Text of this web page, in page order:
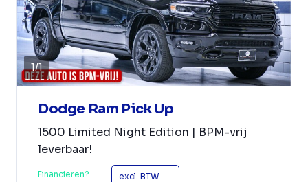
1/1
Dodge Ram Pick Up
1500 Limited Night Edition | BPM-vrij
leverbaar!
Financieren? excl. BTW